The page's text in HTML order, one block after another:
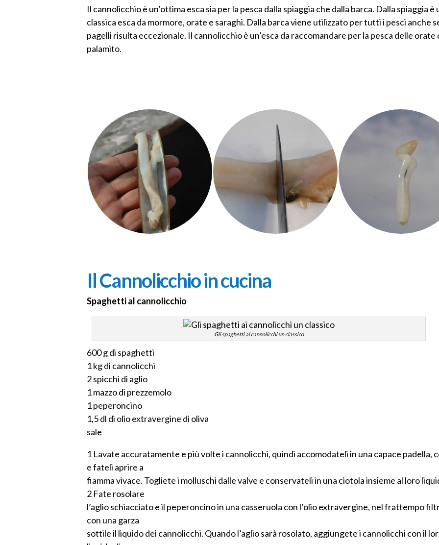
Il cannolicchio è un’ottima esca sia per la pesca dalla spiaggia che dalla barca. Dalla spiaggia è
classica esca da mormore, orate e saraghi. Dalla barca viene utilizzato per tutti i pesci anche
pagelli risulta eccezionale. Il cannolicchio è un’esca da raccomandare per la pesca delle orate
palamito.
Il Cannolicchio in cucina
Spaghetti al cannolicchio
Gli spaghetti ai cannolicchi un classico
600 g di spaghetti
1 kg di cannolicchi
2 spicchi di aglio
1 mazzo di prezzemolo
1 peperoncino
1,5 dl di olio extravergine di oliva
sale
1 Lavate accuratamente e più volte i cannolicchi, quindi accomodateli in una capace padella,
e fateli aprire a
fiamma vivace. Togliete i molluschi dalle valve e conservateli in una ciotola insieme al loro
2 Fate rosolare
l’aglio schiacciato e il peperoncino in una casseruola con l’olio extravergine, nel frattempo
con una garza
sottile il liquido dei cannolicchi. Quando l’aglio sarà rosolato, aggiungete i cannolicchi con il